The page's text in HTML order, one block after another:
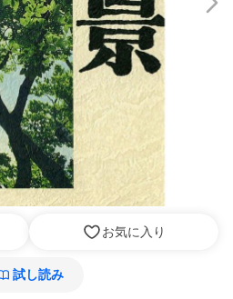
お気に入り
試し読み